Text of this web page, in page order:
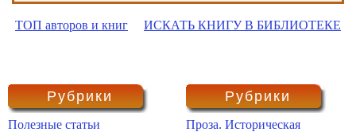
ТОП авторов и книг ИСКАТЬ КНИГУ В БИБЛИОТЕКЕ
Рубрики
Полезные статьи
Рубрики
Проза. Историческая